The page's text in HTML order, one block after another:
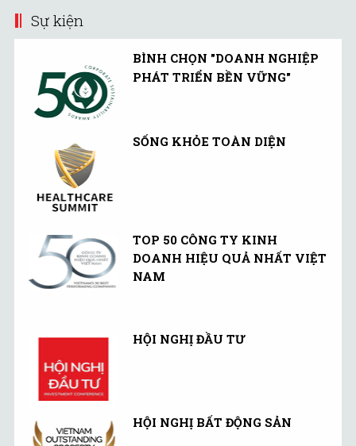
Sự kiện
BÌNH CHỌN "DOANH NGHIỆP
PHÁT TRIỂN BỀN VỮNG"
SỐNG KHỎE TOÀN DIỆN
TOP 50 CÔNG TY KINH
DOANH HIỆU QUẢ NHẤT VIỆT
NAM
HỘI NGHỊ ĐẦU TƯ
HỘI NGHỊ BẤT ĐỘNG SẢN